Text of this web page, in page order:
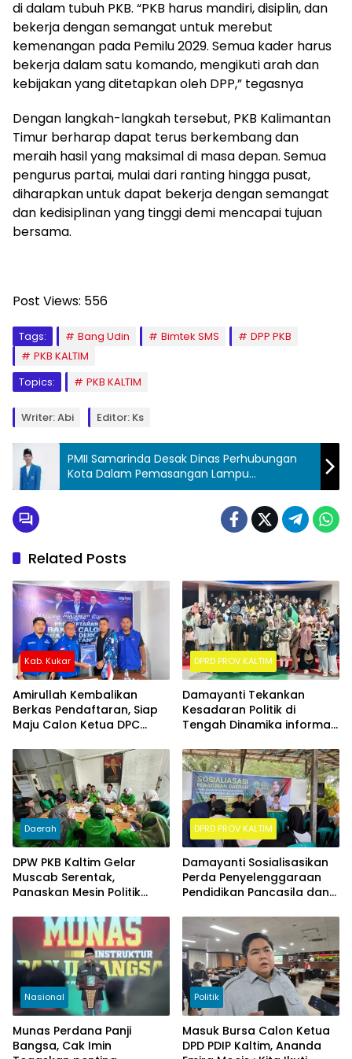
di dalam tubuh PKB. “PKB harus mandiri, disiplin, dan
bekerja dengan semangat untuk merebut
kemenangan pada Pemilu 2029. Semua kader harus
bekerja dalam satu komando, mengikuti arah dan
kebijakan yang ditetapkan oleh DPP,” tegasnya
Dengan langkah-langkah tersebut, PKB Kalimantan
Timur berharap dapat terus berkembang dan
meraih hasil yang maksimal di masa depan. Semua
pengurus partai, mulai dari ranting hingga pusat,
diharapkan untuk dapat bekerja dengan semangat
dan kedisiplinan yang tinggi demi mencapai tujuan
bersama.
Post Views: 556
Tags: Bang Udin Bimtek SMS
DPP PKB
PKB KALTIM
Topics:
PKB KALTIM
Writer: Abi Editor: Ks
PMII Samarinda Desak Dinas Perhubungan
Kota Dalam Pemasangan Lampu
Penerangan Jalan
Related Posts
Kab. Kukar
Amirullah Kembalikan
Berkas Pendaftaran, Siap
Maju Calon Ketua DPC
DPRD PROV KALTIM
Damayanti Tekankan
Kesadaran Politik di
Tengah Dinamika informasi
Daerah
DPW PKB Kaltim Gelar
Muscab Serentak,
Panaskan Mesin Politik
DPRD PROV KALTIM
Damayanti Sosialisasikan
Perda Penyelenggaraan
Pendidikan Pancasila dan
Nasional
Munas Perdana Panji
Bangsa, Cak Imin
Politik
Masuk Bursa Calon Ketua
DPD PDIP Kaltim, Ananda